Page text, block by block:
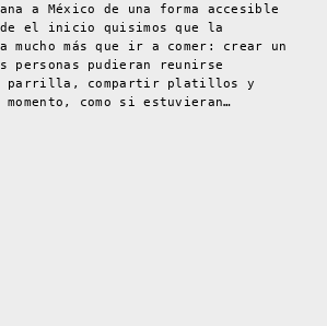
a México de una forma accesible
el inicio quisimos que la
mucho más que ir a comer: crear un
personas pudieran reunirse
parrilla, compartir platillos y
como si estuvieran…